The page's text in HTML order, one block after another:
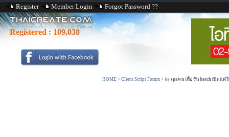
Register Member Login Forgot Password ??
Registered : 109,038
HOME > Client Script Forum > จะ spawn เพื่อ รัน batch file แ